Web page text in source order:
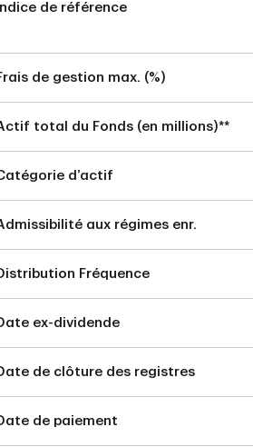
Indice de référence
de gestion max. (%)
total du Fonds (en millions)**
d’actif
aux régimes enr.
Fréquence
ex-dividende
de clôture des registres
de paiement